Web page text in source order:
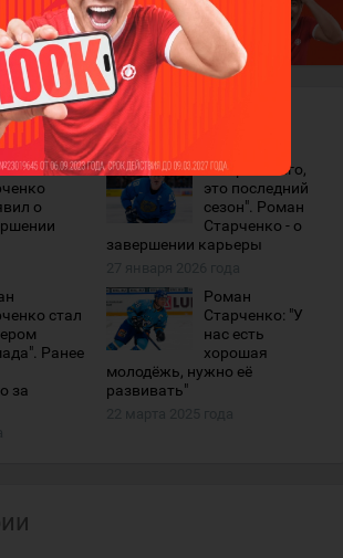
о
"Скорее всего,
это последний
сезон". Роман
Старченко - о
завершении карьеры
стал
Ранее
за
Роман
Старченко: "У
нас есть
хорошая
молодёжь, нужно её
развивать"